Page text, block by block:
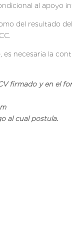
al apoyo
del resultado
es necesaria la
firmado y en el
al cual postula.